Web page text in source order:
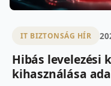
IT BIZTONSÁG HÍR
Hibás levelezési
kihasználása